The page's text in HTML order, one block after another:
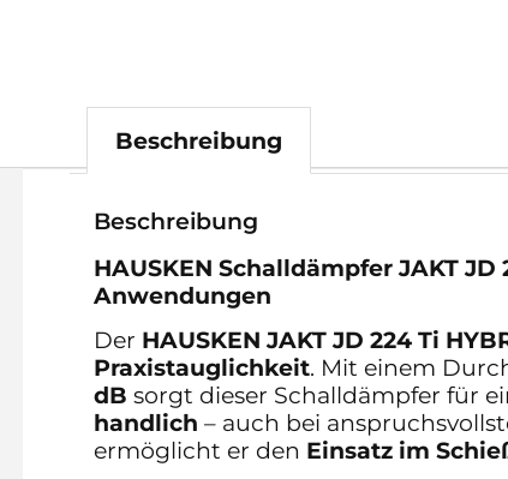
Beschreibung
Beschreibung
HAUSKEN Schalldämpfer JAKT
Anwendungen
Der HAUSKEN JAKT JD 224 Ti
Praxistauglichkeit. Mit einem
dB sorgt dieser Schalldämpfer für
handlich – auch bei
ermöglicht er den Einsatz im